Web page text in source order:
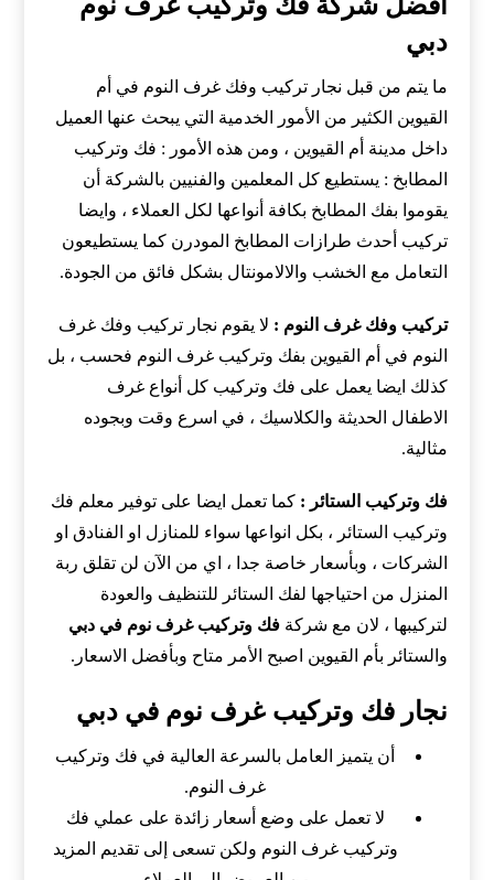
افضل شركة فك وتركيب غرف نوم
دبي
ما يتم من قبل نجار تركيب وفك غرف النوم في أم
القيوين الكثير من الأمور الخدمية التي يبحث عنها العميل
داخل مدينة أم القيوين ، ومن هذه الأمور : فك وتركيب
المطابخ : يستطيع كل المعلمين والفنيين بالشركة أن
يقوموا بفك المطابخ بكافة أنواعها لكل العملاء ، وايضا
تركيب أحدث طرازات المطابخ المودرن كما يستطيعون
التعامل مع الخشب والالامونتال بشكل فائق من الجودة.
تركيب وفك غرف النوم : لا يقوم نجار تركيب وفك غرف
النوم في أم القيوين بفك وتركيب غرف النوم فحسب ، بل
كذلك ايضا يعمل على فك وتركيب كل أنواع غرف
الاطفال الحديثة والكلاسيك ، في اسرع وقت وبجوده
مثالية.
فك وتركيب الستائر : كما تعمل ايضا على توفير معلم فك
وتركيب الستائر ، بكل انواعها سواء للمنازل او الفنادق او
الشركات ، وبأسعار خاصة جدا ، اي من الآن لن تقلق ربة
المنزل من احتياجها لفك الستائر للتنظيف والعودة
لتركيبها ، لان مع شركةفك وتركيب غرف نوم في دبي
والستائر بأم القيوين اصبح الأمر متاح وبأفضل الاسعار.
نجار فك وتركيب غرف نوم في دبي
أن يتميز العامل بالسرعة العالية في فك وتركيب
غرف النوم.
لا تعمل على وضع أسعار زائدة على عملي فك
وتركيب غرف النوم ولكن تسعى إلى تقديم المزيد